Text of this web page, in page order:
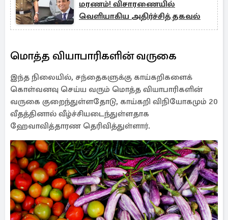
மரணம்! விசாரணையில்
வெளியாகிய அதிர்ச்சித் தகவல்
மொத்த வியாபாரிகளின் வருகை
இந்த நிலையில், சந்தைகளுக்கு காய்கறிகளைக்
கொள்வனவு செய்ய வரும் மொத்த வியாபாரிகளின்
வருகை குறைந்துள்ளதோடு, காய்கறி விநியோகமும் 20
வீதத்தினால் வீழ்ச்சியடைந்துள்ளதாக
ஹேவாவித்தாரண தெரிவித்துள்ளார்.